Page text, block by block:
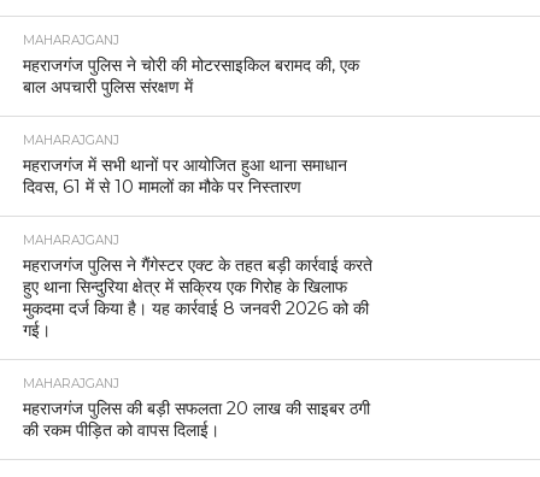
MAHARAJGANJ
महराजगंज पुलिस ने चोरी की मोटरसाइकिल बरामद की, एक
बाल अपचारी पुलिस संरक्षण में
MAHARAJGANJ
महराजगंज में सभी थानों पर आयोजित हुआ थाना समाधान
दिवस, 61 में से 10 मामलों का मौके पर निस्तारण
MAHARAJGANJ
महराजगंज पुलिस ने गैंगेस्टर एक्ट के तहत बड़ी कार्रवाई करते
हुए थाना सिन्दुरिया क्षेत्र में सक्रिय एक गिरोह के खिलाफ
मुकदमा दर्ज किया है। यह कार्रवाई 8 जनवरी 2026 को की
गई।
MAHARAJGANJ
महराजगंज पुलिस की बड़ी सफलता 20 लाख की साइबर ठगी
की रकम पीड़ित को वापस दिलाई।